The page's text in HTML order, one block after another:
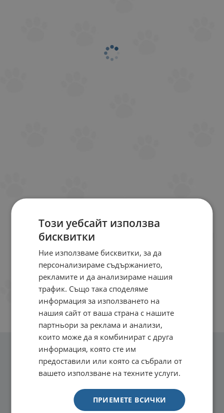
Този уебсайт използва
бисквитки
Ние използваме бисквитки, за да
персонализираме съдържанието,
рекламите и да анализираме нашия
трафик. Също така споделяме
информация за използването на
нашия сайт от ваша страна с нашите
партньори за реклама и анализи,
които може да я комбинират с друга
информация, която сте им
предоставили или която са събрали от
вашето използване на техните услуги.
ПРИЕМЕТЕ ВСИЧКИ